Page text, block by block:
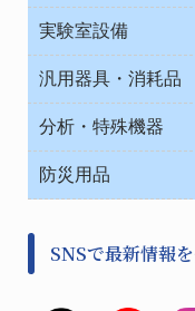
ベット周辺
ベンチ無菌ドラフト
院内感染防止、空気
運搬
温度・湿度管理機器
加圧・減圧・油ポン
撹拌機 ２
救急
救急
健康機器・用品
事務・受付
処置・手術
中材・滅菌・洗浄
ノート・紙製品
実験室設備
コンテナー保温容器
工具類
事務用品・ＯＡデス
清掃用品
汎用器具・消耗品
テープ・ラベル・紙製
金属・樹脂実験必需２
樹脂容器各種
分析・特殊機器
検査用品
分離・分析ロシ
防災用品
初期活動・対策本部
SNSで最新情報を